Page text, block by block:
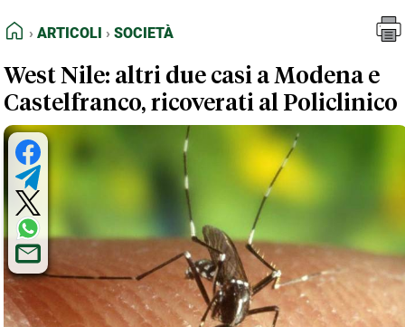
FEED RSS
NORMATIVE DEONTOLOGICHE
TERMINI e CONDIZIONI
HOME
ARTICOLI SOCIETÀ
West Nile: altri due casi a Modena e
Castelfranco, ricoverati al Policlinico